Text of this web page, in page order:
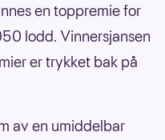
en toppremie for
lodd. Vinnersjansen
er trykket bak på
av en umiddelbar